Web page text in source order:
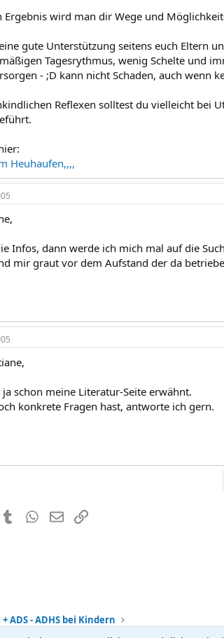
Ergebnis wird man dir Wege und
gute Unterstützung seitens euch Eltern
Tagesrythmus, wenig Schelte und
- ;D kann nicht Schaden, auch wenn
Reflexen solltest du vielleicht bei
Heuhaufen,,,,
Infos, dann werde ich mich mal auf die
mir graut vor dem Aufstand der da
schon meine Literatur-Seite erwähnt.
konkrete Fragen hast, antworte ich gern.
TumblrWhatsApp
E-MailLink
ADS - ADHS bei Kindern